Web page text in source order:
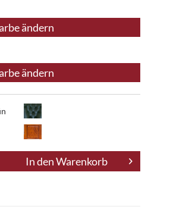
ändern
ändern
In denWarenkorb